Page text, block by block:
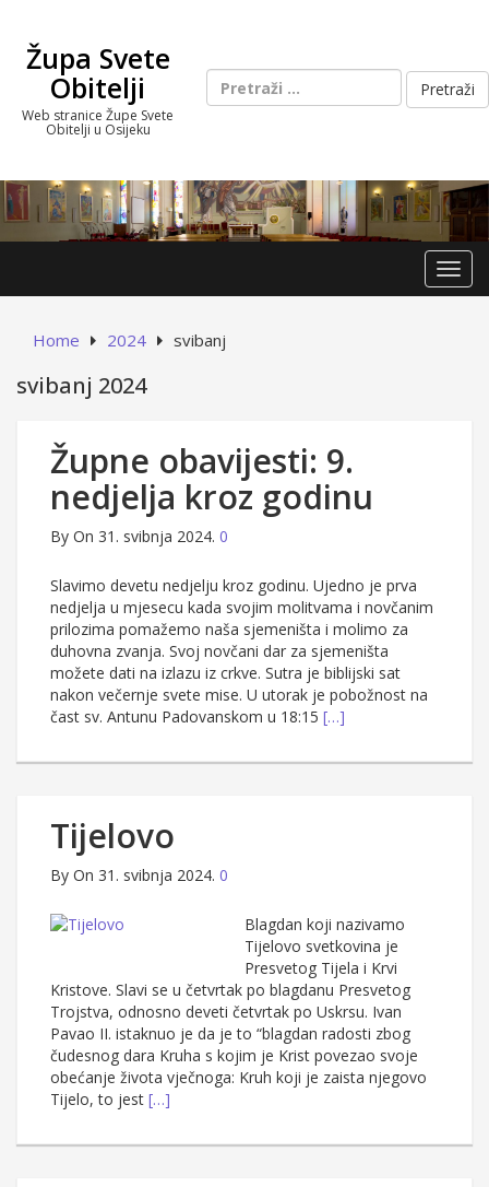
contentŽupa Svete
Obitelji
Web stranice Župe Svete
Obitelji u Osijeku
Pretraži:
Home 2024 svibanj
svibanj 2024
Župne obavijesti: 9.
nedjelja kroz godinu
By On 31. svibnja 2024. 0
Slavimo devetu nedjelju kroz godinu. Ujedno je prva
nedjelja u mjesecu kada svojim molitvama i novčanim
prilozima pomažemo naša sjemeništa i molimo za
duhovna zvanja. Svoj novčani dar za sjemeništa
možete dati na izlazu iz crkve. Sutra je biblijski sat
nakon večernje svete mise. U utorak je pobožnost na
čast sv. Antunu Padovanskom u 18:15 […]
Tijelovo
By On 31. svibnja 2024. 0
Blagdan koji nazivamo
Tijelovo svetkovina je
Presvetog Tijela i Krvi
Kristove. Slavi se u četvrtak po blagdanu Presvetog
Trojstva, odnosno deveti četvrtak po Uskrsu. Ivan
Pavao II. istaknuo je da je to “blagdan radosti zbog
čudesnog dara Kruha s kojim je Krist povezao svoje
obećanje života vječnoga: Kruh koji je zaista njegovo
Tijelo, to jest […]